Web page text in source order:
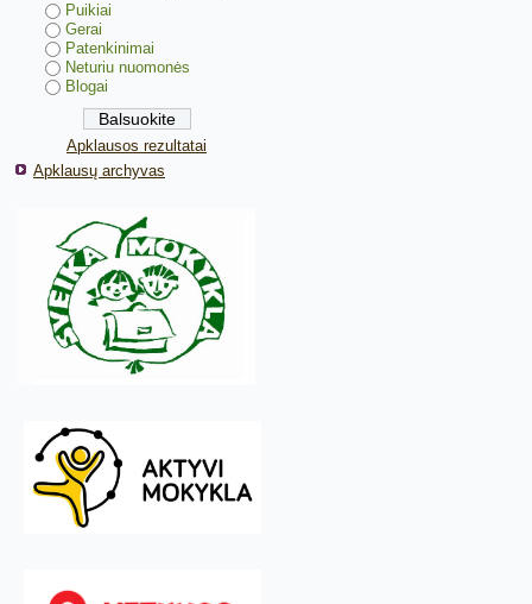
Puikiai
Gerai
Patenkinimai
Neturiu nuomonės
Blogai
Apklausos rezultatai
Apklausų archyvas